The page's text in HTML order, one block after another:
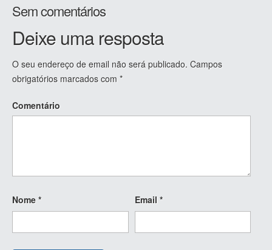
Sem comentários
Deixe uma resposta
O seu endereço de email não será publicado. Campos
obrigatórios marcados com *
Comentário
Nome * Email *